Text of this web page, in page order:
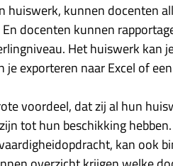
huiswerk, kunnen docenten
docenten kunnen
Het huiswerk kan
exporteren naar Excel of
voordeel, dat zij al hun
tot hun beschikking
kan ook